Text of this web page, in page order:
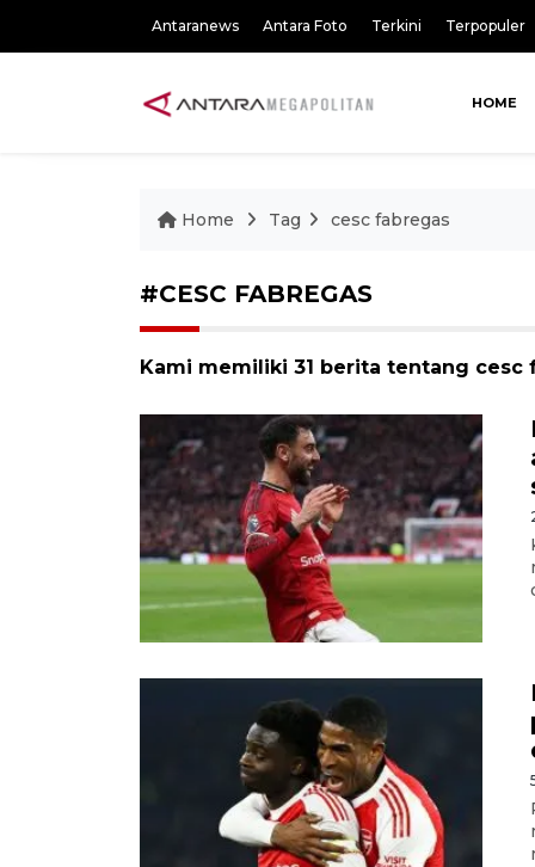
Antaranews Antara Foto Terkini Terpopuler
HOME
Home Tag cesc fabregas
#CESC FABREGAS
Kami memiliki 31 berita tentang cesc